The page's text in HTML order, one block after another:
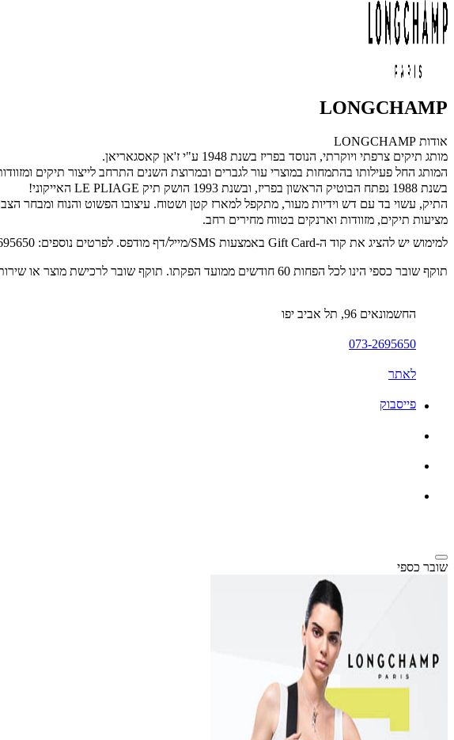
LONGCHAMP
אודות LONGCHAMP
מותג תיקים צרפתי ויוקרתי, הנוסד בפריז בשנת 1948 ע"י ז'אן קאסגאריאן.
המותג החל פעילותו בהתמחות במוצרי עור לגברים ובמרוצת השנים התרחב לייצור תיקים
בשנת 1988 נפתח הבוטיק הראשון בפריז, ובשנת 1993 הושק תיק LE PLIAGE האייקוני!
התיק, עשוי בד עם דש וידיות מעור, מתקפל למארז קטן ושטוח. עיצובו הפשוט והנוח ומבחר
מציעות תיקים, מזוודות וארנקים בטווח מחירים רחב.
למימוש יש להציג את קוד ה-Gift Card באמצעות SMS/מייל/דף מודפס. לפרטים נוספים: 073-2695650.
תוקף שובר כספי הינו לכל הפחות 60 חודשים ממועד הפקתו. תוקף שובר לרכישת מוצר או שירות מסויים יהיה לכל הפחות 24 חודשים ממועד הפקתו
החשמונאים 96, תל אביב יפו
073-2695650
לאתר
פייסבוק
שובר כספי